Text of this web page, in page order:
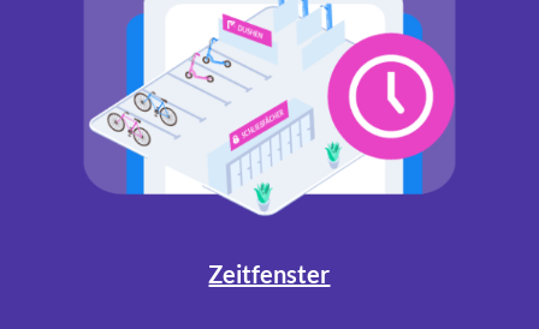
Zeitfenster